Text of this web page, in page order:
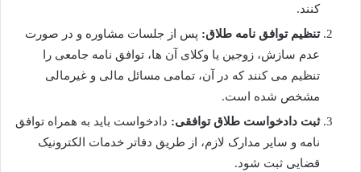
کنند.
تنظیم توافق نامه طلاق: پس از جلسات مشاوره و در صورت
عدم سازش، زوجین یا وکلای آن ها، توافق نامه جامعی را
تنظیم می کنند که در آن، تمامی مسائل مالی و غیرمالی
مشخص شده است.
ثبت دادخواست طلاق توافقی: دادخواست باید به همراه توافق
نامه و سایر مدارک لازم، از طریق دفاتر خدمات الکترونیک
قضایی ثبت شود.